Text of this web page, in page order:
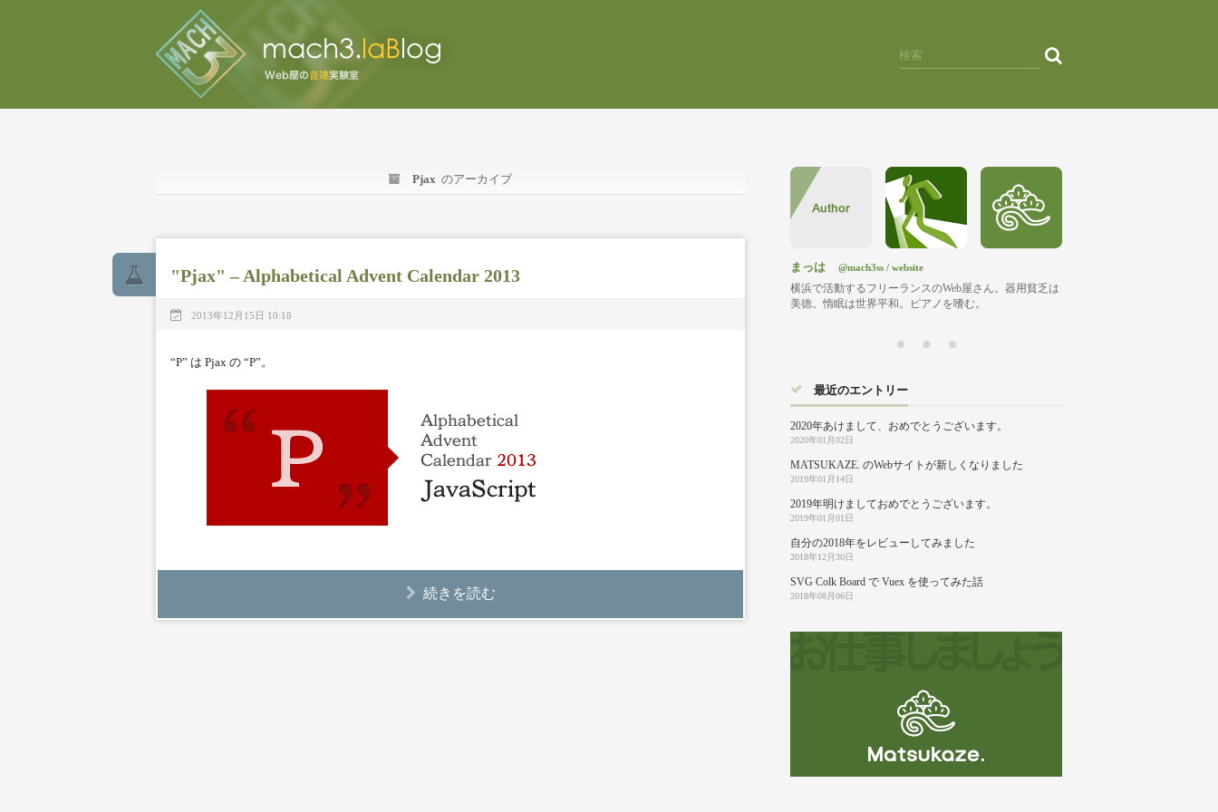
Pjax のアーカイブ
"Pjax" – Alphabetical Advent Calendar 2013
2013年12月15日 10:18
“P” は Pjax の “P”。
続きを読む
まっは @mach3ss/ website
横浜で活動するフリーランスのWeb屋さん。器用貧乏は
美徳。惰眠は世界平和。ピアノを嗜む。
最近のエントリー
2020年あけまして、おめでとうございます。
2020年01月02日
MATSUKAZE. のWebサイトが新しくなりました
2019年01月14日
2019年明けましておめでとうございます。
2019年01月01日
自分の2018年をレビューしてみました
2018年12月30日
SVG Colk Board で Vuex を使ってみた話
2018年08月06日